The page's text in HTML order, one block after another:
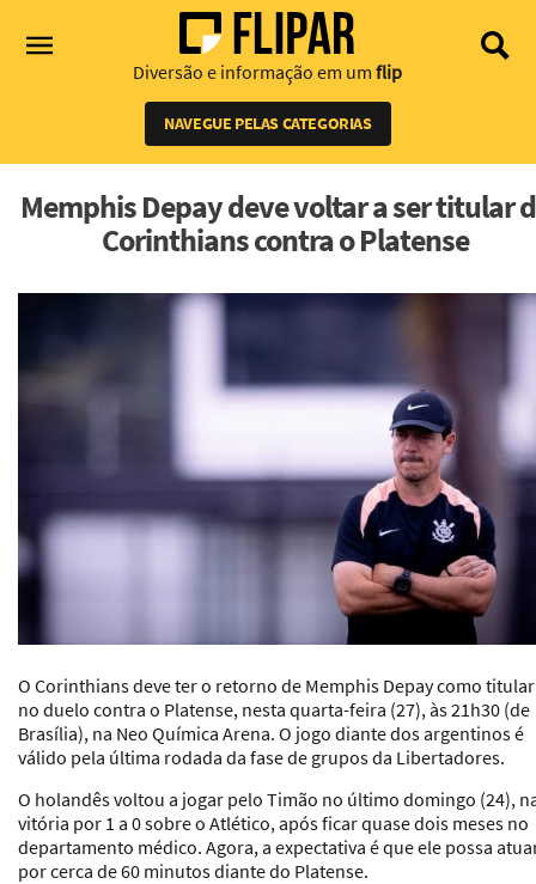
Diversão e informação em um flip
NAVEGUE PELAS CATEGORIAS
Memphis Depay deve voltar a ser titular
Corinthians contra o Platense
O Corinthians deve ter o retorno de Memphis Depay como titular
no duelo contra o Platense, nesta quarta-feira (27), às 21h30 (de
Brasília), na Neo Química Arena. O jogo diante dos argentinos é
válido pela última rodada da fase de grupos da Libertadores.
O holandês voltou a jogar pelo Timão no último domingo (24),
vitória por 1 a 0 sobre o Atlético, após ficar quase dois meses no
departamento médico. Agora, a expectativa é que ele possa
por cerca de 60 minutos diante do Platense.